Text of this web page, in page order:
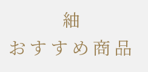
紬
おすすめ商品